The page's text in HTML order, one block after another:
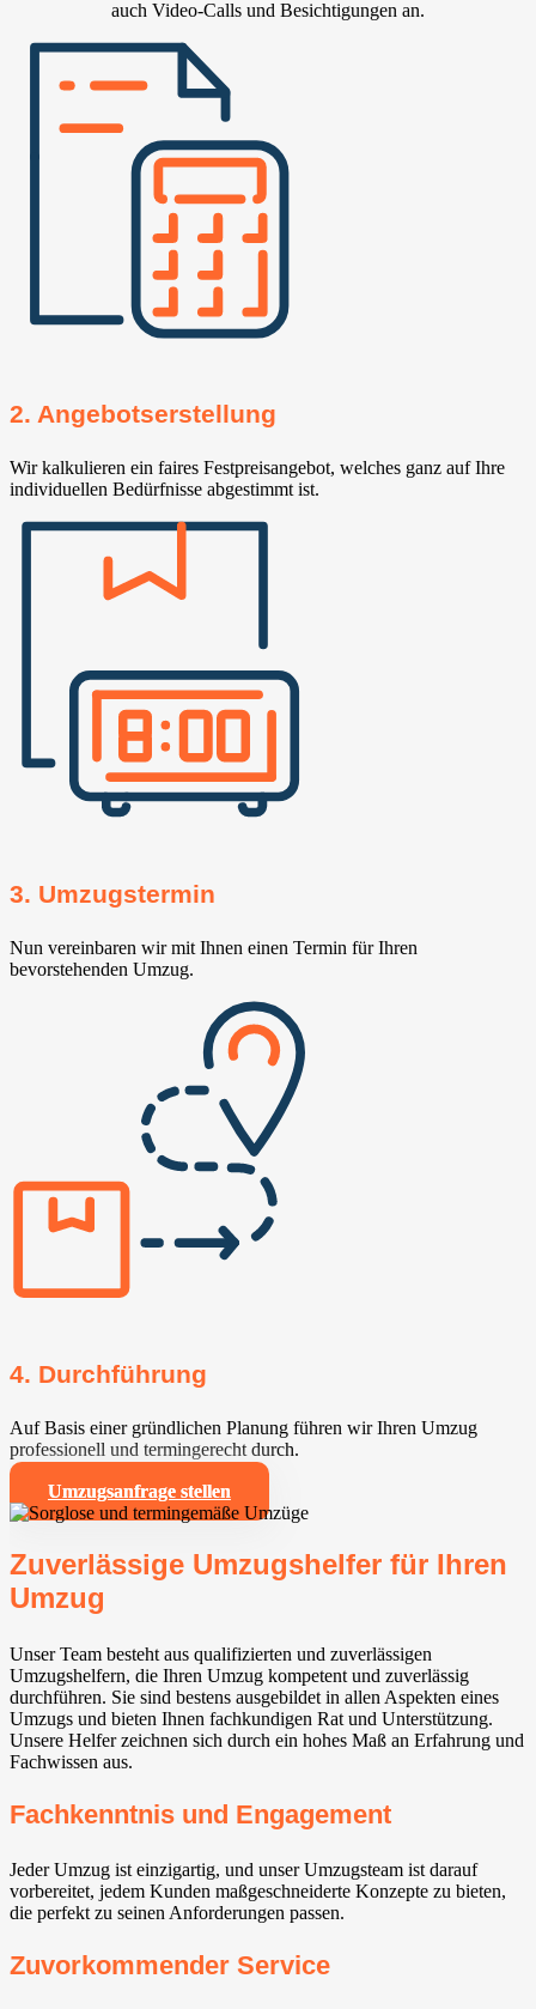
auch Video-Calls und Besichtigungen an.
2. Angebotserstellung
Wir kalkulieren ein faires Festpreisangebot, welches ganz auf Ihre
individuellen Bedürfnisse abgestimmt ist.
3. Umzugstermin
Nun vereinbaren wir mit Ihnen einen Termin für Ihren
bevorstehenden Umzug.
4. Durchführung
Auf Basis einer gründlichen Planung führen wir Ihren Umzug
professionell und termingerecht durch.
Umzugsanfrage stellen
Zuverlässige Umzugshelfer für Ihren
Umzug
Unser Team besteht aus qualifizierten und zuverlässigen
Umzugshelfern, die Ihren Umzug kompetent und zuverlässig
durchführen. Sie sind bestens ausgebildet in allen Aspekten eines
Umzugs und bieten Ihnen fachkundigen Rat und Unterstützung.
Unsere Helfer zeichnen sich durch ein hohes Maß an Erfahrung und
Fachwissen aus.
Fachkenntnis und Engagement
Jeder Umzug ist einzigartig, und unser Umzugsteam ist darauf
vorbereitet, jedem Kunden maßgeschneiderte Konzepte zu bieten,
die perfekt zu seinen Anforderungen passen.
Zuvorkommender Service